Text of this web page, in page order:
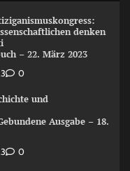
denken
– 22. März 2023
0
und
Ausgabe – 18.
0